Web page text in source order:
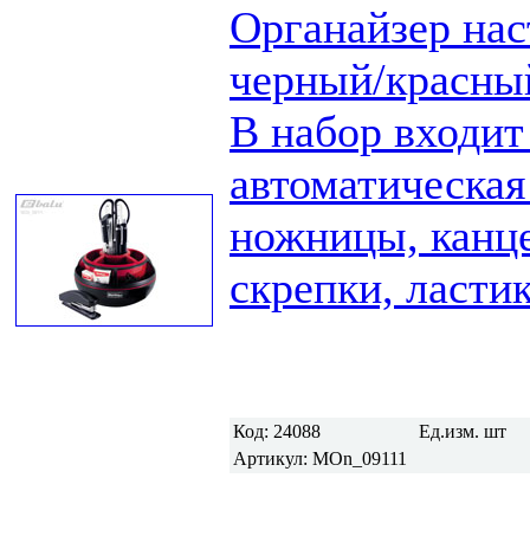
Органайзер
черный/
В набор
ножницы,
скрепки,
Код: 24088 Ед.изм. шт
Артикул: MOn_09111